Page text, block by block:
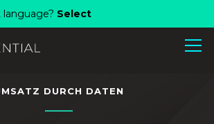
Select
DURCH DATEN